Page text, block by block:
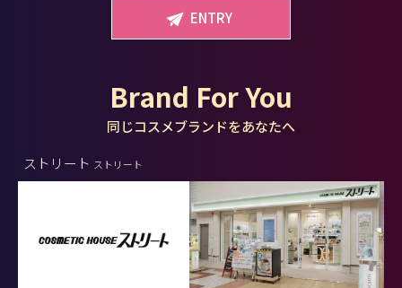
ENTRY
Brand For You
同じコスメブランドをあなたへ
ストリート ストリート